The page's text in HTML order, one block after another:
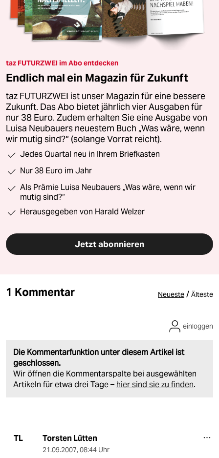
taz FUTURZWEI im Abo entdecken
Endlich mal ein Magazin für Zukunft
taz FUTURZWEI ist unser Magazin für eine bessere
Zukunft. Das Abo bietet jährlich vier Ausgaben für
nur 38 Euro. Zudem erhalten Sie eine Ausgabe von
Luisa Neubauers neuestem Buch „Was wäre, wenn
wir mutig sind?“ (solange Vorrat reicht).
Jedes Quartal neu in Ihrem Briefkasten
Nur 38 Euro im Jahr
Als Prämie Luisa Neubauers „Was wäre, wenn wir
mutig sind?“
Herausgegeben von Harald Welzer
Jetzt abonnieren
1 Kommentar Neueste / Älteste
Die Kommentarfunktion unter diesem Artikel ist
geschlossen.
Wir öffnen die Kommentarspalte bei ausgewählten
Artikeln für etwa drei Tage – hier sind sie zu finden.
einloggen
TL Torsten Lütten
21.09.2007, 08:44 Uhr